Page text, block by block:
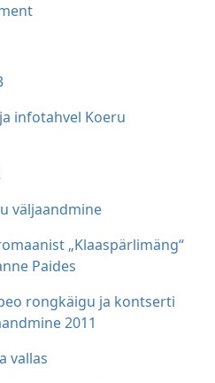
infotahvel Koeru
väljaandmine
„Klaaspärlimäng“
Paides
rongkäigu ja kontserti
2011
vallas